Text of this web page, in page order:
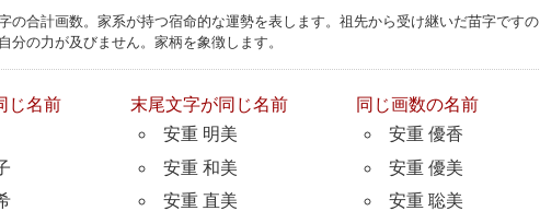
の合計画数。家系が持つ宿命的な運勢を表します。祖先から受け継いだ苗字ですの
分の力が及びません。家柄を象徴します。
じ名前
末尾文字が同じ名前
安重 明美
安重 和美
安重 直美
同じ画数の名前
安重 優香
安重 優美
安重 聡美